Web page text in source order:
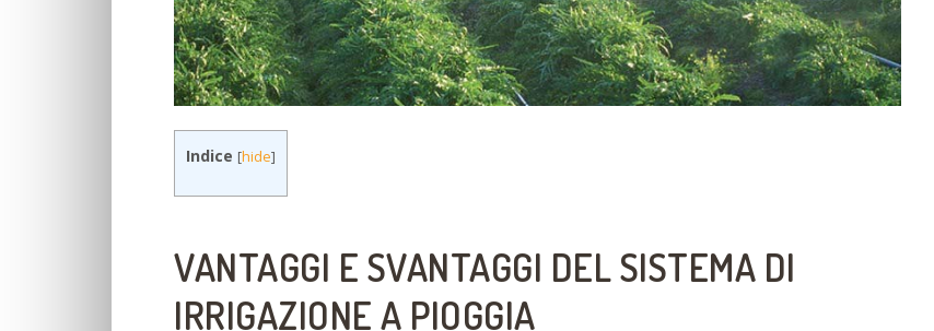
Indice [hide]
VANTAGGI E SVANTAGGI DEL SISTEMA DI
IRRIGAZIONE A PIOGGIA